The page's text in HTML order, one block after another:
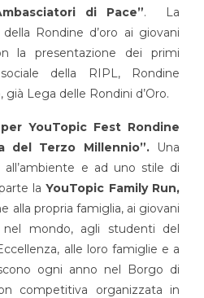
di Pace”. La
Rondine d’oro ai giovani
la presentazione dei primi
della RIPL, Rondine
Lega delle Rondini d’Oro.
YouTopic Fest Rondine
del Terzo Millennio”.Una
e ad uno stile di
laYouTopic Family Run,
alla propria famiglia, ai giovani
mondo, agli studenti del
alle loro famiglie e a
ogni anno nel Borgo di
competitiva organizzata in